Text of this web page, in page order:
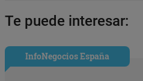
Te puede interesar:
InfoNegocios España